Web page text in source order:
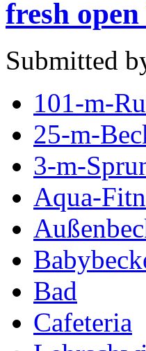
fresh
Submitted
101-m-
25-m-
3-m-
Aqua-
Bad
Cafeteria